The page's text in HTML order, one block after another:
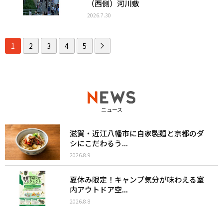
（西側）河川敷
2026.7.30
1 2 3 4 5
ニュース
滋賀・近江八幡市に自家製麺と京都のダ
シにこだわるう...
2026.8.9
夏休み限定！キャンプ気分が味わえる室
内アウトドア空...
2026.8.8